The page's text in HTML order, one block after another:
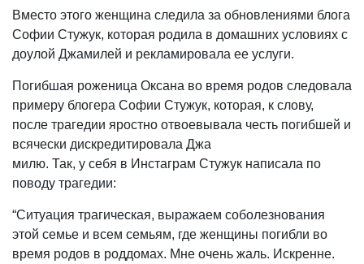
Вместо этого женщина следила за обновлениями блога
Софии Стужук, которая родила в домашних условиях с
доулой Джамилей и рекламировала ее услуги.
Погибшая роженица Оксана во время родов следовала
примеру блогера Софии Стужук, которая, к слову,
после трагедии яростно отвоевывала честь погибшей и
всячески дискредитировала Джа
милю. Так, у себя в Инстаграм Стужук написала по
поводу трагедии:
“Ситуация трагическая, выражаем соболезнования
этой семье и всем семьям, где женщины погибли во
время родов в роддомах. Мне очень жаль. Искренне.